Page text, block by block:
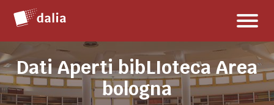
contenuto
Dati Aperti bibLIoteca Area
bologna